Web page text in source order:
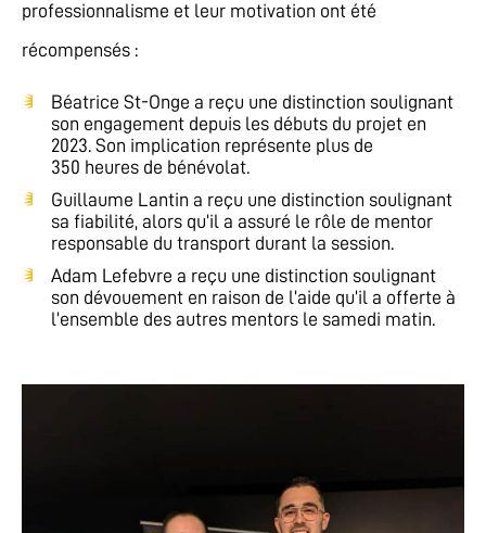
professionnalisme et leur motivation ont été
récompensés :
Béatrice St-Onge a reçu une distinction soulignant
son engagement depuis les débuts du projet en
2023. Son implication représente plus de
350 heures de bénévolat.
Guillaume Lantin a reçu une distinction soulignant
sa fiabilité, alors qu’il a assuré le rôle de mentor
responsable du transport durant la session.
Adam Lefebvre a reçu une distinction soulignant
son dévouement en raison de l’aide qu’il a offerte à
l’ensemble des autres mentors le samedi matin.